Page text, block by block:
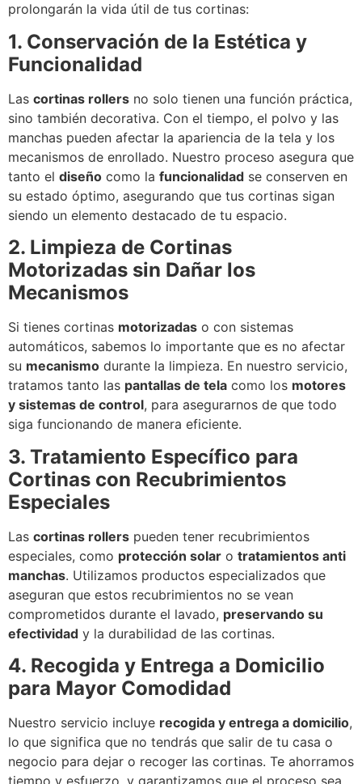
prolongarán la vida útil de tus cortinas:
1. Conservación de la Estética y
Funcionalidad
Las cortinas rollers no solo tienen una función práctica,
sino también decorativa. Con el tiempo, el polvo y las
manchas pueden afectar la apariencia de la tela y los
mecanismos de enrollado. Nuestro proceso asegura que
tanto el diseño como la funcionalidad se conserven en
su estado óptimo, asegurando que tus cortinas sigan
siendo un elemento destacado de tu espacio.
2. Limpieza de Cortinas
Motorizadas sin Dañar los
Mecanismos
Si tienes cortinas motorizadas o con sistemas
automáticos, sabemos lo importante que es no afectar
su mecanismo durante la limpieza. En nuestro servicio,
tratamos tanto las pantallas de tela como los motores
y sistemas de control, para asegurarnos de que todo
siga funcionando de manera eficiente.
3. Tratamiento Específico para
Cortinas con Recubrimientos
Especiales
Las cortinas rollers pueden tener recubrimientos
especiales, como protección solar o tratamientos anti
manchas. Utilizamos productos especializados que
aseguran que estos recubrimientos no se vean
comprometidos durante el lavado, preservando su
efectividad y la durabilidad de las cortinas.
4. Recogida y Entrega a Domicilio
para Mayor Comodidad
Nuestro servicio incluye recogida y entrega a domicilio,
lo que significa que no tendrás que salir de tu casa o
negocio para dejar o recoger las cortinas. Te ahorramos
tiempo y esfuerzo, y garantizamos que el proceso sea